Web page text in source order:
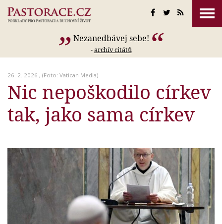
Nezanedbávej sebe!
-archív citátů
26. 2. 2026 , (Foto: Vatican Media)
Nic nepoškodilo církev
tak, jako sama církev